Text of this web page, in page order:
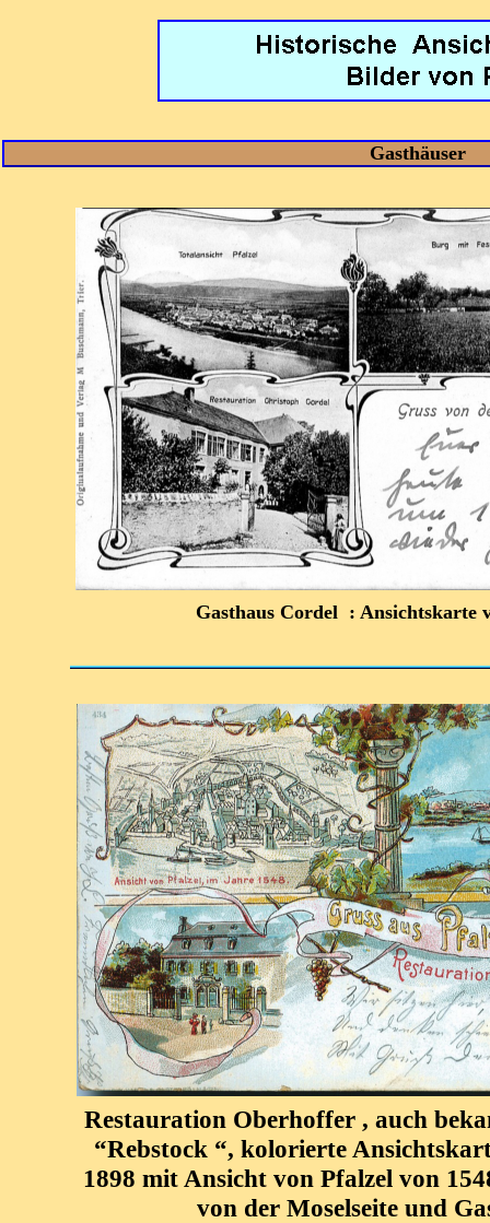
Gasthäuser
Gasthaus Cordel : Ansichtskarte
Restauration Oberhoffer , auch
“Rebstock “, kolorierte
1898 mit Ansicht von Pfalzel von
von der Moselseite und